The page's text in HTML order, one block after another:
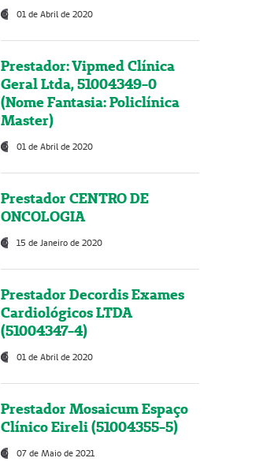
01 de Abril de 2020
Prestador: Vipmed Clínica
Geral Ltda, 51004349-0
(Nome Fantasia: Policlínica
Master)
01 de Abril de 2020
Prestador CENTRO DE
ONCOLOGIA
15 de Janeiro de 2020
Prestador Decordis Exames
Cardiológicos LTDA
(51004347-4)
01 de Abril de 2020
Prestador Mosaicum Espaço
Clínico Eireli (51004355-5)
07 de Maio de 2021